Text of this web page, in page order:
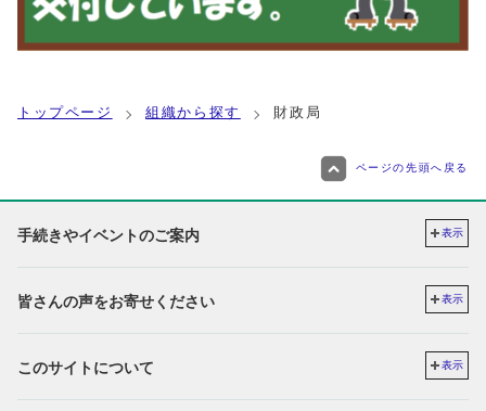
トップページ 組織から探す 財政局
ページの先頭へ戻る
手続きやイベントのご案内 表示
皆さんの声をお寄せください 表示
このサイトについて 表示